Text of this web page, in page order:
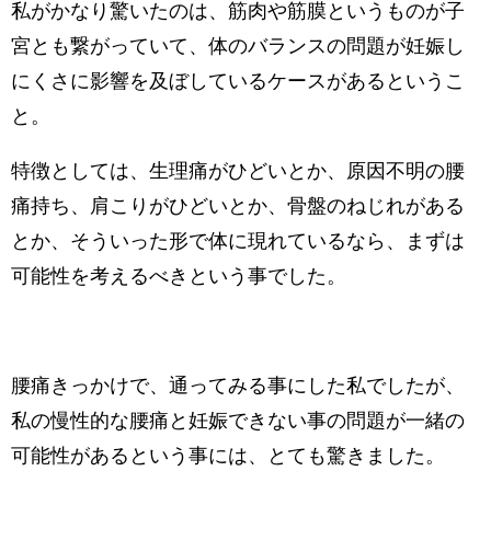
私がかなり驚いたのは、筋肉や筋膜というものが子
宮とも繋がっていて、体のバランスの問題が妊娠し
にくさに影響を及ぼしているケースがあるというこ
と。
特徴としては、生理痛がひどいとか、原因不明の腰
痛持ち、肩こりがひどいとか、骨盤のねじれがある
とか、そういった形で体に現れているなら、まずは
可能性を考えるべきという事でした。
腰痛きっかけで、通ってみる事にした私でしたが、
私の慢性的な腰痛と妊娠できない事の問題が一緒の
可能性があるという事には、とても驚きました。